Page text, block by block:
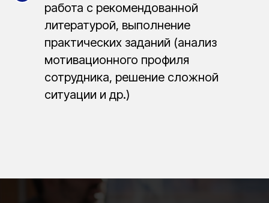
работа с рекомендованной
литературой, выполнение
практических заданий (анализ
мотивационного профиля
сотрудника, решение сложной
ситуации и др.)